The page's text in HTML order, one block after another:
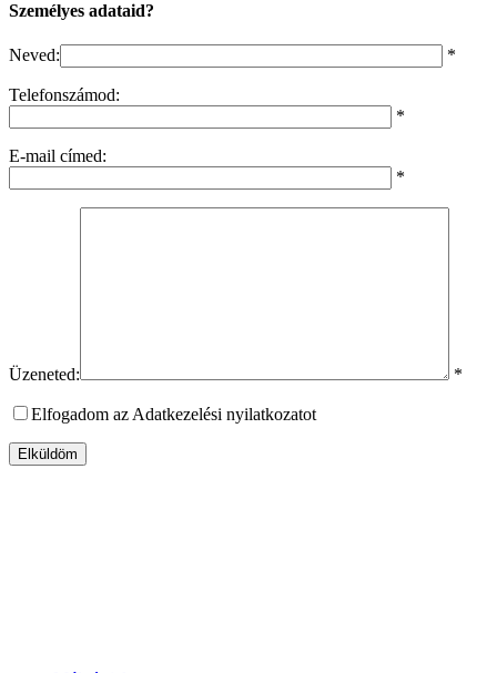
Személyes adataid?
Neved: *
Telefonszámod:
*
E-mail címed:
*
Üzeneted: *
Elfogadom az Adatkezelési nyilatkozatot